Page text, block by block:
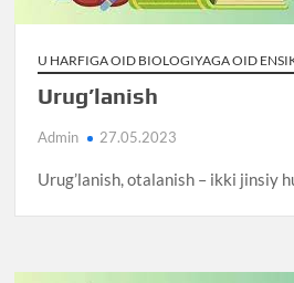
U HARFIGA OID BIOLOGIYAGA OID
Urug’lanish
Admin 27.05.2023
Urug’lanish, otalanish – ikki jinsiy